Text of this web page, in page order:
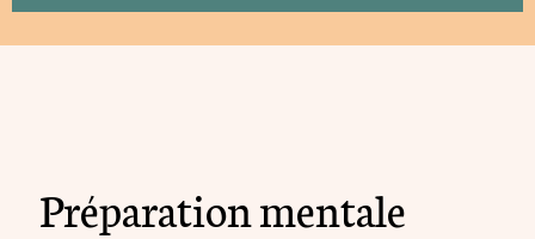
Préparation mentale